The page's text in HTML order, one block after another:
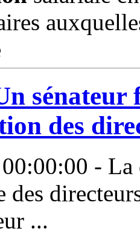
sénateur
des
-
des
...